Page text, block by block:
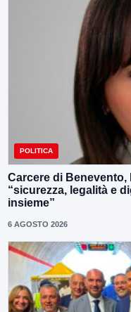
POLITICA
Carcere di
“sicurezza, legalità e
insieme”
6 AGOSTO 2026